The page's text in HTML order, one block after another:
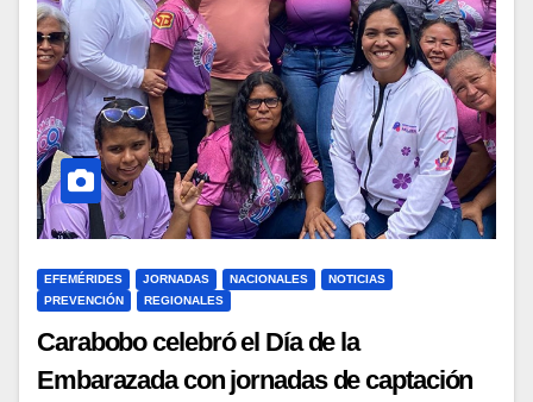
EFEMÉRIDES JORNADAS NACIONALES
NOTICIAS
PREVENCIÓN
REGIONALES
Carabobo celebró el Día de la
Embarazada con jornadas de captación